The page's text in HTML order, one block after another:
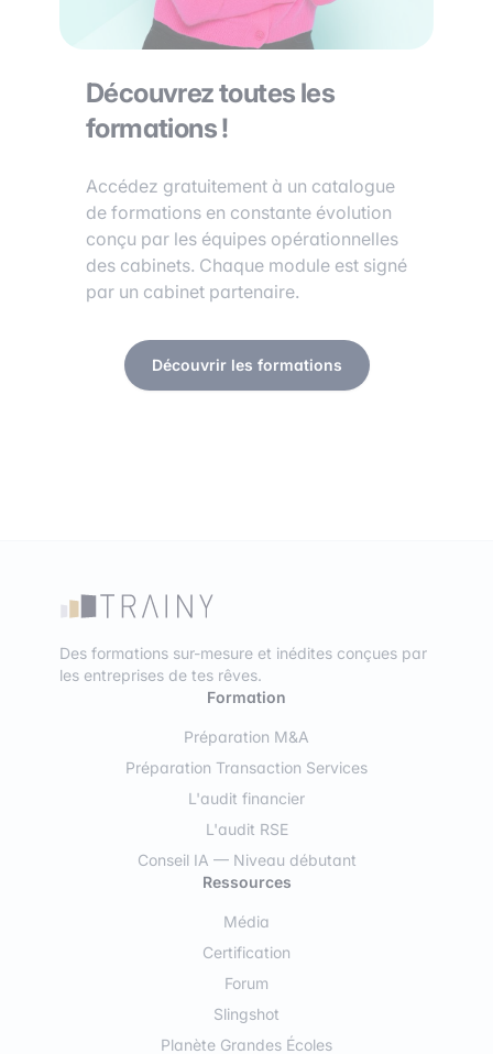
Découvrez toutes les
formations !
Accédez gratuitement à un catalogue
de formations en constante évolution
conçu par les équipes opérationnelles
des cabinets. Chaque module est signé
par un cabinet partenaire.
Découvrir les formations
Des formations sur-mesure et inédites conçues par
les entreprises de tes rêves.
Formation
Préparation M&A
Préparation Transaction Services
L'audit financier
L'audit RSE
Conseil IA — Niveau débutant
Ressources
Média
Certification
Forum
Slingshot
Planète Grandes Écoles